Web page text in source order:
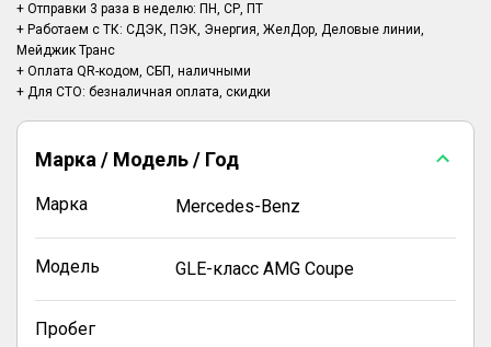
+ Отправки 3 раза в неделю: ПН, СР, ПТ
+ Работаем с ТК: СДЭК, ПЭК, Энергия, ЖелДор, Деловые линии,
Мейджик Транс
+ Оплата QR-кодом, СБП, наличными
Марка / Модель / Год
Марка Mercedes-Benz
Модель GLE-класс AMG Coupe
Пробег